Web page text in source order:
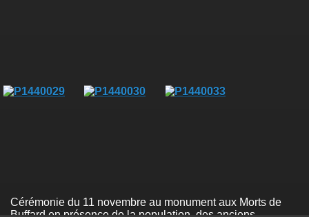
Cérémonie du 11 novembre au monument aux Morts de
Buffard en présence de la population, des anciens